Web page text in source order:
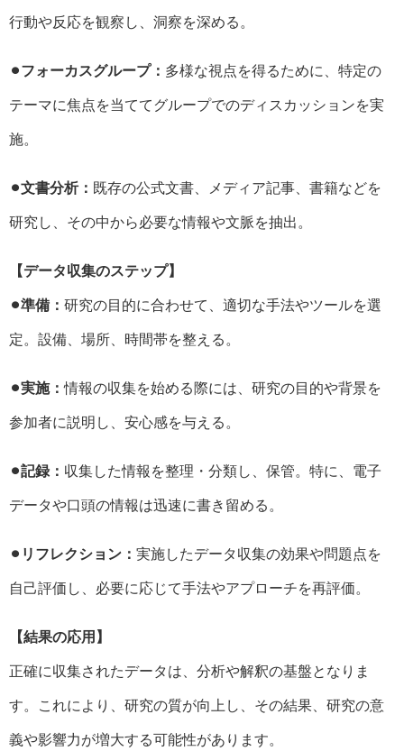
行動や反応を観察し、洞察を深める。
⚫︎フォーカスグループ： 多様な視点を得るために、特定の
テーマに焦点を当ててグループでのディスカッションを実
施。
⚫︎文書分析： 既存の公式文書、メディア記事、書籍などを
研究し、その中から必要な情報や文脈を抽出。
【データ収集のステップ】
⚫︎準備： 研究の目的に合わせて、適切な手法やツールを選
定。設備、場所、時間帯を整える。
⚫︎実施：情報の収集を始める際には、研究の目的や背景を
参加者に説明し、安心感を与える。
⚫︎記録： 収集した情報を整理・分類し、保管。特に、電子
データや口頭の情報は迅速に書き留める。
⚫︎リフレクション： 実施したデータ収集の効果や問題点を
自己評価し、必要に応じて手法やアプローチを再評価。
【結果の応用】
正確に収集されたデータは、分析や解釈の基盤となりま
す。これにより、研究の質が向上し、その結果、研究の意
義や影響力が増大する可能性があります。